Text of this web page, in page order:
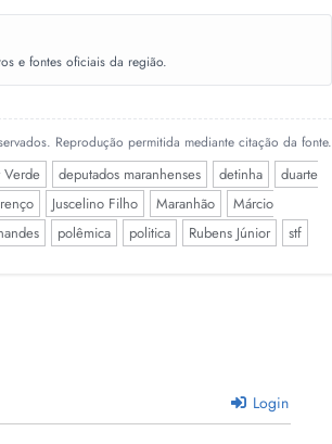
e fontes oficiais da região.
Reprodução permitida mediante citação da fonte.
deputados maranhenses detinha
duarte
Juscelino Filho Maranhão
Márcio
polêmica politica Rubens Júnior stf
Login